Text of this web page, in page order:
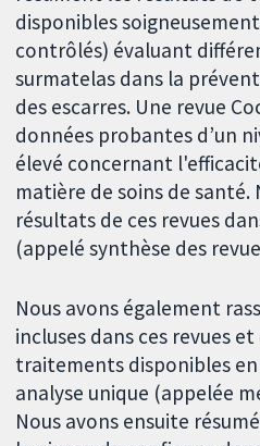
disponibles
contrôlés) évaluant
surmatelas dans la
des escarres. Une revue
données probantes d’un
élevé concernant
matière de soins de santé.
résultats de ces revues
(appelé synthèse des
Nous avons également
incluses dans ces revues
traitements disponibles
analyse unique (appelée
Nous avons ensuite